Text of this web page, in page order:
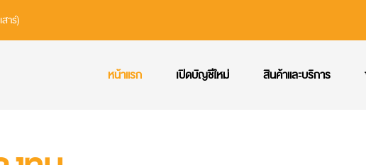
าร์)
หน้าแรก เปิดบัญชีใหม่ สินค้าและบริการ